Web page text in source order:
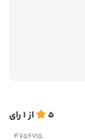
5 از1رای